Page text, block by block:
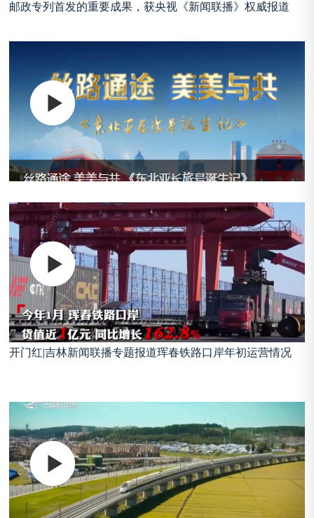
邮政专列首发的重要成果，获央视《新闻联播》权威报道
开门红|吉林新闻联播专题报道珲春铁路口岸年初运营情况